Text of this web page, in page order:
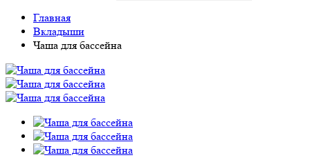
Главная
Вкладыши
Чаша для бассейна